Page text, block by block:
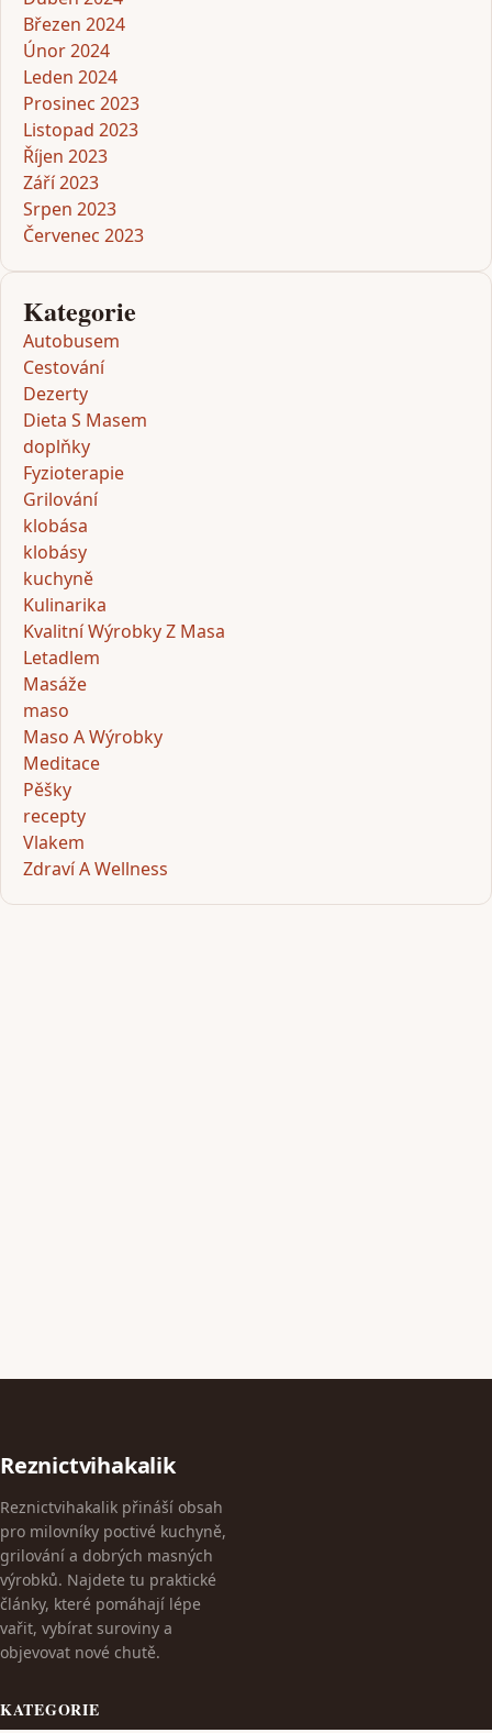
Březen 2024
Únor 2024
Leden 2024
Prosinec 2023
Listopad 2023
Říjen 2023
Září 2023
Srpen 2023
Červenec 2023
Kategorie
Autobusem
Cestování
Dezerty
Dieta S Masem
doplňky
Fyzioterapie
Grilování
klobása
klobásy
kuchyně
Kulinarika
Kvalitní Wýrobky Z Masa
Letadlem
Masáže
maso
Maso A Wýrobky
Meditace
Pěšky
recepty
Vlakem
Zdraví A Wellness
Reznictvihakalik
Reznictvihakalik přináší obsah
pro milovníky poctivé kuchyně,
grilování a dobrých masných
výrobků. Najdete tu praktické
články, které pomáhají lépe
vařit, vybírat suroviny a
objevovat nové chutě.
KATEGORIE